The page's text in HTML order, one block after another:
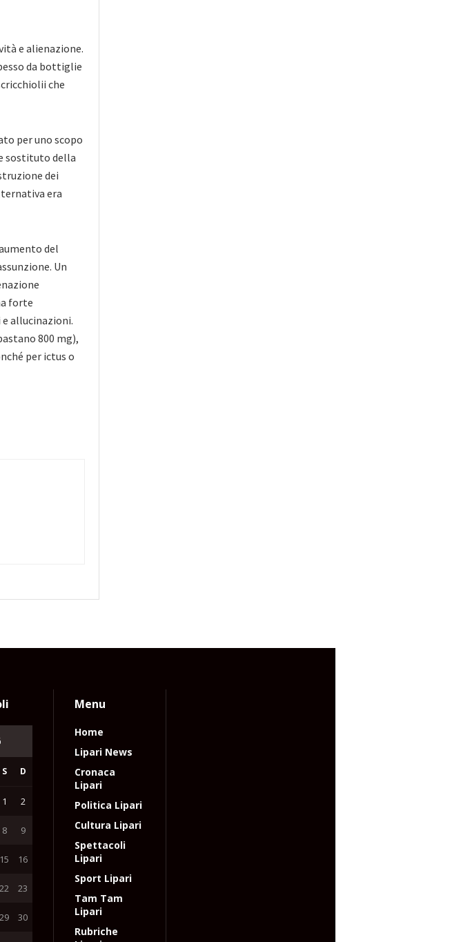
e alienazione.
da bottiglie
che
per uno scopo
sostituto della
dei
era
del
Un
forte
allucinazioni.
800 mg),
per ictus o
S D
1 2
8 9
15 16
22 23
29 30
Menu
Home
Lipari News
Cronaca
Lipari
Politica Lipari
Cultura Lipari
Spettacoli
Lipari
Sport Lipari
Tam Tam
Lipari
Rubriche